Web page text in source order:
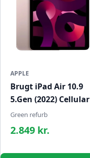
APPLE
Brugt iPad Air 10.9
5.Gen (2022) Cellular
Green refurb
2.849 kr.